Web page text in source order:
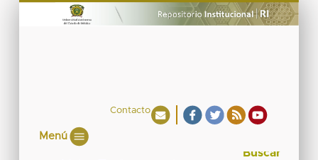
Contacto
Menú
Buscar